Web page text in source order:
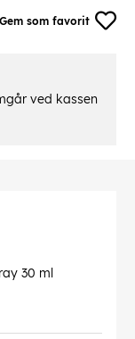
Gem som favorit
ved kassen
30 ml